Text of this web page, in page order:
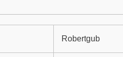
Robertgub